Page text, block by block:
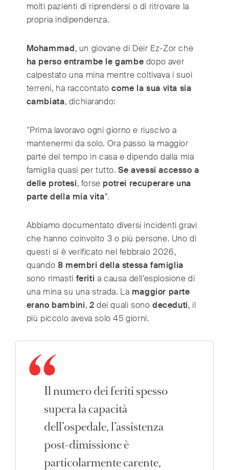
molti pazienti di riprendersi o di ritrovare la
propria indipendenza.
Mohammad, un giovane di Deir Ez-Zor che
ha perso entrambe le gambe dopo aver
calpestato una mina mentre coltivava i suoi
terreni, ha raccontato come la sua vita sia
cambiata, dichiarando:
“Prima lavoravo ogni giorno e riuscivo a
mantenermi da solo. Ora passo la maggior
parte del tempo in casa e dipendo dalla mia
famiglia quasi per tutto. Se avessi accesso a
delle protesi, forse potrei recuperare una
parte della mia vita”.
Abbiamo documentato diversi incidenti gravi
che hanno coinvolto 3 o più persone. Uno di
questi si è verificato nel febbraio 2026,
quando 8 membri della stessa famiglia
sono rimasti feriti a causa dell’esplosione di
una mina su una strada. La maggior parte
erano bambini, 2 dei quali sono deceduti, il
più piccolo aveva solo 45 giorni.
Il numero dei feriti spesso
supera la capacità
dell’ospedale, l’assistenza
post-dimissione è
particolarmente carente,